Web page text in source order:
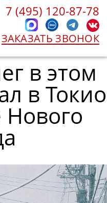
7 (495) 120-87-78
ЗАКАЗАТЬ ЗВОНОК
в этом
в Токио
Нового